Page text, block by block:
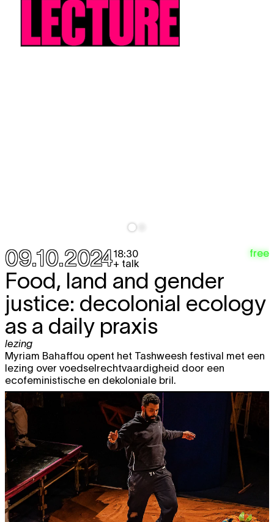
09.10.202418:30
+ talk
free
Food, land and gender
justice: decolonial ecology
as a daily praxis
lezing
Myriam Bahaffou opent het Tashweesh festival met een
lezing over voedselrechtvaardigheid door een
ecofeministische en dekoloniale bril.